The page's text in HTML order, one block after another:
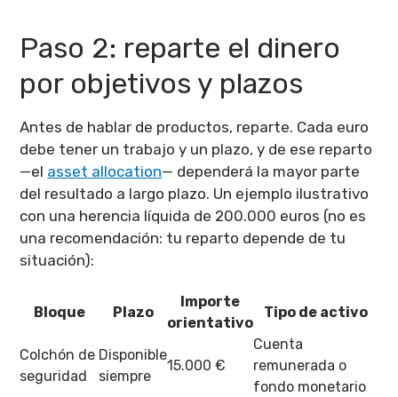
Paso 2: reparte el dinero
por objetivos y plazos
Antes de hablar de productos, reparte. Cada euro
debe tener un trabajo y un plazo, y de ese reparto
—el asset allocation— dependerá la mayor parte
del resultado a largo plazo. Un ejemplo ilustrativo
con una herencia líquida de 200.000 euros (no es
una recomendación: tu reparto depende de tu
situación):
Bloque Plazo
Importe
orientativo
Tipo de activo
Colchón de
seguridad
Disponible
siempre
15.000 €
Cuenta
remunerada o
fondo monetario